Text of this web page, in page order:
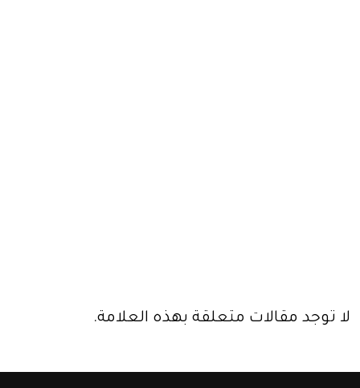
لا توجد مقالات متعلقة بهذه العلامة.